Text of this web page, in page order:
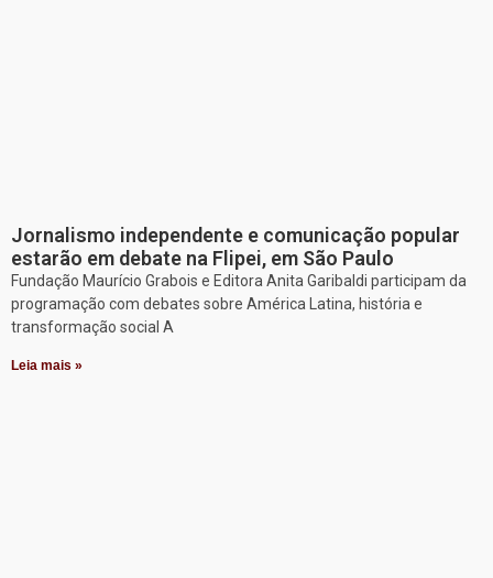
Jornalismo independente e comunicação popular
estarão em debate na Flipei, em São Paulo
Fundação Maurício Grabois e Editora Anita Garibaldi participam da
programação com debates sobre América Latina, história e
transformação social A
Leia mais »